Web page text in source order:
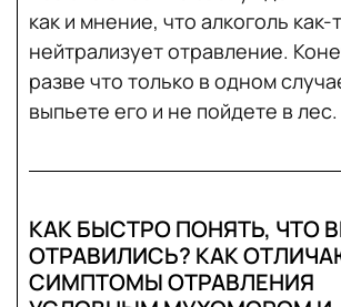
как и мнение, что алкоголь как-
нейтрализует отравление.
разве что только в одном
выпьете его и не пойдете в лес.
КАК БЫСТРО ПОНЯТЬ, ЧТО
ОТРАВИЛИСЬ? КАК
СИМПТОМЫ ОТРАВЛЕНИЯ